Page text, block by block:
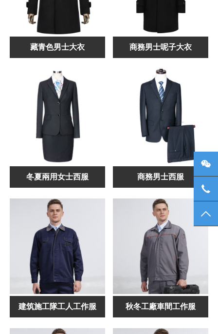
藏青色男士大衣 商務男士呢子大衣
冬夏兩用女士西服 商務男士西服
建筑施工隊工人工作服 秋冬工廠車間工作服
微